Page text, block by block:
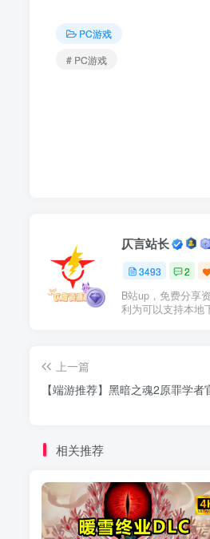
PC游戏
# PC游戏
仄言站长
3493 2
B站up，免费分享
利为可以支持本地
上一篇
【端游推荐】黑暗之魂2原罪学
相关推荐